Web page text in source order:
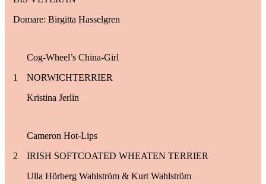
Domare: Birgitta Hasselgren
1
Cog-Wheel’s China-Girl
NORWICHTERRIER
Kristina Jerlin
2
Cameron Hot-Lips
IRISH SOFTCOATED WHEATEN TERRIER
Ulla Hörberg Wahlström & Kurt Wahlström